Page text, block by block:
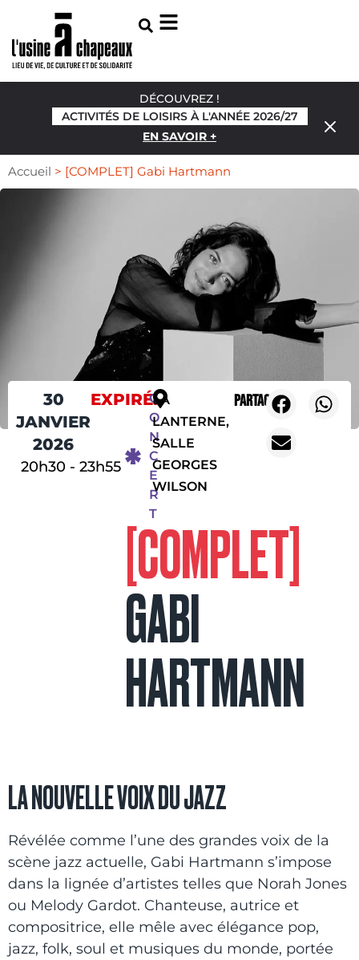
DÉCOUVREZ !
ACTIVITÉS DE LOISIRS À L'ANNÉE 2026/27
EN SAVOIR +
Accueil > [COMPLET] Gabi Hartmann
30
JANVIER
2026
EXPIRÉ!
20h30- 23h55
C
O
N
C
E
R
T
LA
LANTERNE,
SALLE
GEORGES
WILSON
[COMPLET]
GABI
HARTMANN
Partager
LA NOUVELLE VOIX DU JAZZ
Révélée comme l’une des grandes voix de la
scène jazz actuelle, Gabi Hartmann s’impose
dans la lignée d’artistes telles que Norah Jones
ou Melody Gardot. Chanteuse, autrice et
compositrice, elle mêle avec élégance pop,
jazz, folk, soul et musiques du monde, portée